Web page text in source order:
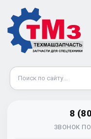
8
ЗВОНОК